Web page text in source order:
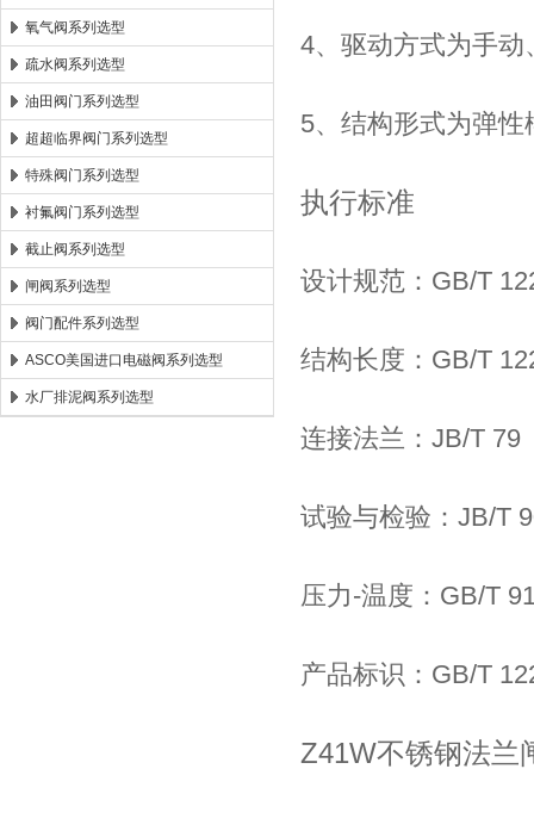
氧气阀系列选型
疏水阀系列选型
油田阀门系列选型
超超临界阀门系列选型
特殊阀门系列选型
衬氟阀门系列选型
截止阀系列选型
闸阀系列选型
阀门配件系列选型
ASCO美国进口电磁阀系列选型
水厂排泥阀系列选型
4、驱动方式为手
5、结构形式为弹
执行标准
设计规范：GB/T
结构长度：GB/T
连接法兰：JB/T 79
试验与检验：JB/T
压力-温度：GB/T
产品标识：GB/T
Z41W不锈钢法兰